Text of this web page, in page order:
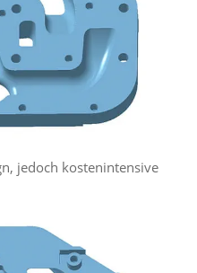
jedoch kostenintensive